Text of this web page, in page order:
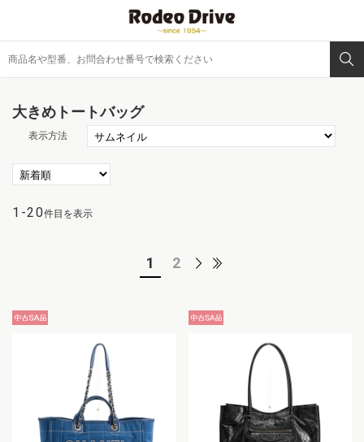
大きめトートバッグ
表示方法
1-20件目を表示
1 2